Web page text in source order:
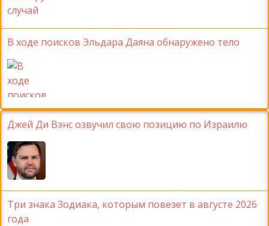
В ходе поисков Эльдара Даяна обнаружено тело
Джей Ди Вэнс озвучил свою позицию по Израилю
Три знака Зодиака, которым повезет в августе 2026
года